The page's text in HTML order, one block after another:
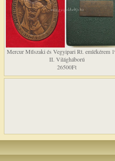
Mercur Műszaki és Vegyipari Rt. emlékérem
II. Világháború
26500Ft